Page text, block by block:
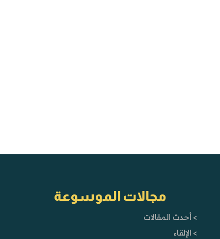
مجالات الموسوعة
> أحدث المقالات
> الإلقاء